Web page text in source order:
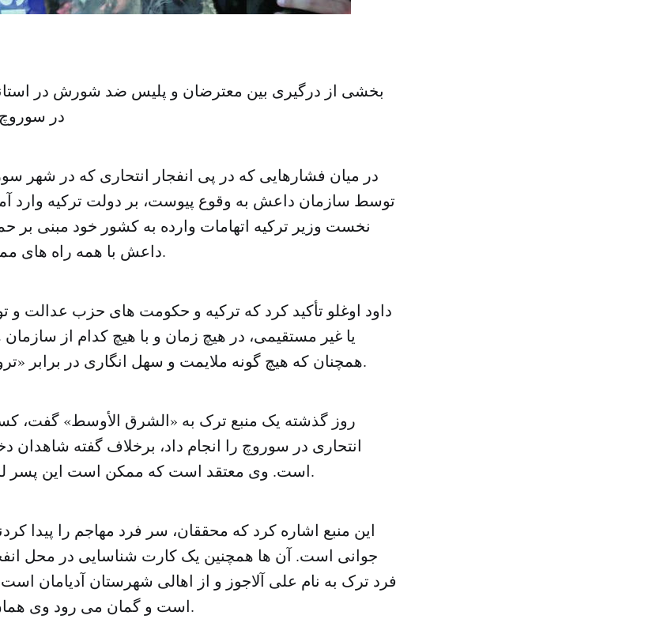
بخشی از درگیری بین معترضان و پلیس ضد شورش در
در
در میان فشارهایی که در پی انفجار انتحاری که در شهر
توسط سازمان داعش به وقوع پیوست، بر دولت ترکیه وارد
نخست وزیر ترکیه اتهامات وارده به کشور خود مبنی بر
داعش با همه راه های ممکن را به شدت تکذیب کرد.
داود اوغلو تأکید کرد که ترکیه و حکومت های حزب عدالت و
یا غیر مستقیمی، در هیچ زمان و با هیچ کدام از
همچنان که هیچ گونه ملایمت و سهل انگاری در برابر «تروریست ها» نشان نداده اند.
روز گذشته یک منبع ترک به «الشرق الأوسط» گفت،
انتحاری در سوروچ را انجام داد، برخلاف گفته شاهدان
است. وی معتقد است که ممکن است این پسر لباس زنانه به تن کرده باشد.
این منبع اشاره کرد که محققان، سر فرد مهاجم را پیدا
جوانی است. آن ها همچنین یک کارت شناسایی در محل
فرد ترک به نام علی آلاجوز و از اهالی شهرستان آدیامان
است و گمان می رود وی همان فرد انتحاری مهاجم باشد.